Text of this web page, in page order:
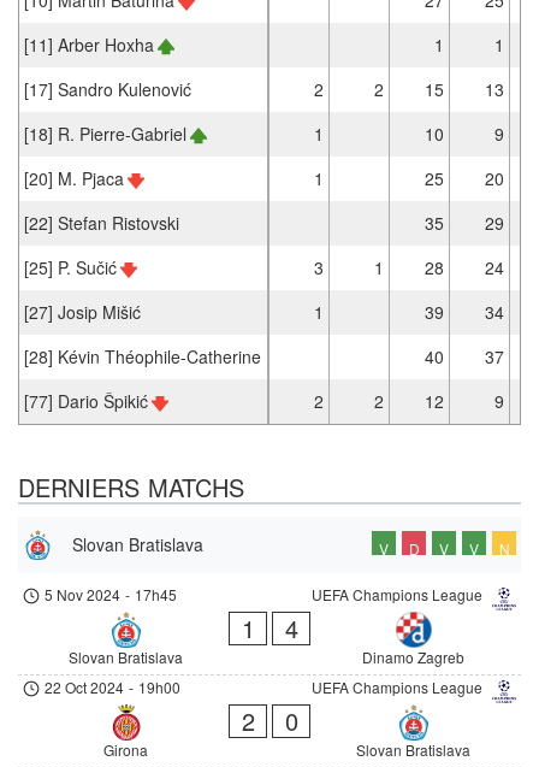
[11] Arber Hoxha
1
1
[17] Sandro Kulenović
2 2 15
13
[18] R. Pierre-Gabriel
1 10
9
[20] M. Pjaca
1 25
20
[22] Stefan Ristovski
35
29
[25] P. Sučić
3 1 28
24
[27] Josip Mišić
1 39
34
[28] Kévin Théophile-Catherine
40
37
[77] Dario Špikić
2 2 12 9
DERNIERS MATCHS
Slovan Bratislava V D V V N
UEFA Champions League
5 Nov 2024 - 17h45
Slovan Bratislava
1 4
Dinamo Zagreb
UEFA Champions League
22 Oct 2024 - 19h00
Girona
2 0
Slovan Bratislava